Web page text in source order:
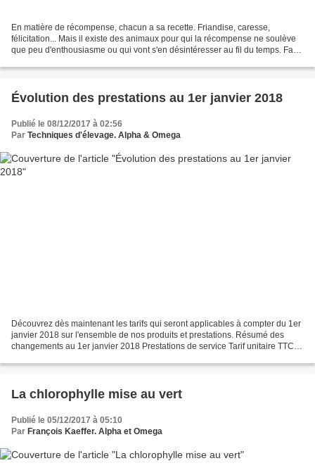
En matière de récompense, chacun a sa recette. Friandise, caresse,
félicitation... Mais il existe des animaux pour qui la récompense ne soulève
que peu d'enthousiasme ou qui vont s'en désintéresser au fil du temps. Faut-
Évolution des prestations au 1er janvier 2018
Publié le 08/12/2017 à 02:56
Par Techniques d'élevage. Alpha & Omega
Découvrez dès maintenant les tarifs qui seront applicables à compter du 1er
janvier 2018 sur l'ensemble de nos produits et prestations. Résumé des
changements au 1er janvier 2018 Prestations de service Tarif unitaire TTC
La chlorophylle mise au vert
Publié le 05/12/2017 à 05:10
Par François Kaeffer. Alpha et Omega